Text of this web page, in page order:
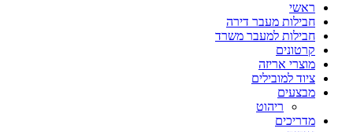
ראשי
חבילות מעבר דירה
חבילות למעבר משרד
קרטונים
מוצרי אריזה
ציוד למובילים
מבצעים
ריהוט
מדריכים